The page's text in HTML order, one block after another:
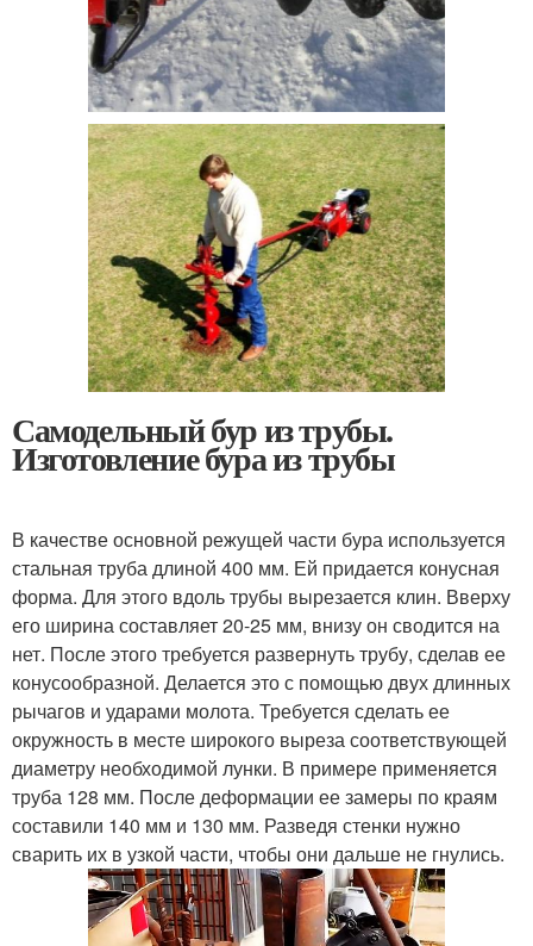
Самодельный бур из трубы.
Изготовление бура из трубы
В качестве основной режущей части бура используется
стальная труба длиной 400 мм. Ей придается конусная
форма. Для этого вдоль трубы вырезается клин. Вверху
его ширина составляет 20-25 мм, внизу он сводится на
нет. После этого требуется развернуть трубу, сделав ее
конусообразной. Делается это с помощью двух длинных
рычагов и ударами молота. Требуется сделать ее
окружность в месте широкого выреза соответствующей
диаметру необходимой лунки. В примере применяется
труба 128 мм. После деформации ее замеры по краям
составили 140 мм и 130 мм. Разведя стенки нужно
сварить их в узкой части, чтобы они дальше не гнулись.